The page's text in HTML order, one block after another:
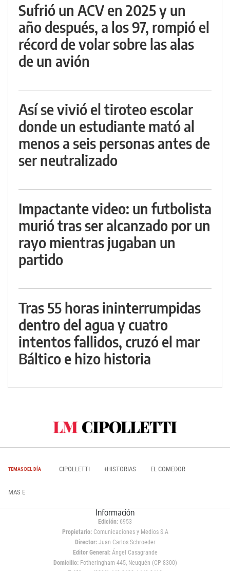
Sufrió un ACV en 2025 y un
año después, a los 97, rompió el
récord de volar sobre las alas
de un avión
Así se vivió el tiroteo escolar
donde un estudiante mató al
menos a seis personas antes de
ser neutralizado
Impactante video: un futbolista
murió tras ser alcanzado por un
rayo mientras jugaban un
partido
Tras 55 horas ininterrumpidas
dentro del agua y cuatro
intentos fallidos, cruzó el mar
Báltico e hizo historia
TEMAS DEL DÍA CIPOLLETTI +HISTORIAS EL COMEDOR
MAS E
Información
Edición: 6953
Propietario:Comunicaciones y Medios S.A
Director: Juan Carlos Schroeder
Editor General:Ángel Casagrande
Domicilio:Fotheringham 445, Neuquén (CP 8300)